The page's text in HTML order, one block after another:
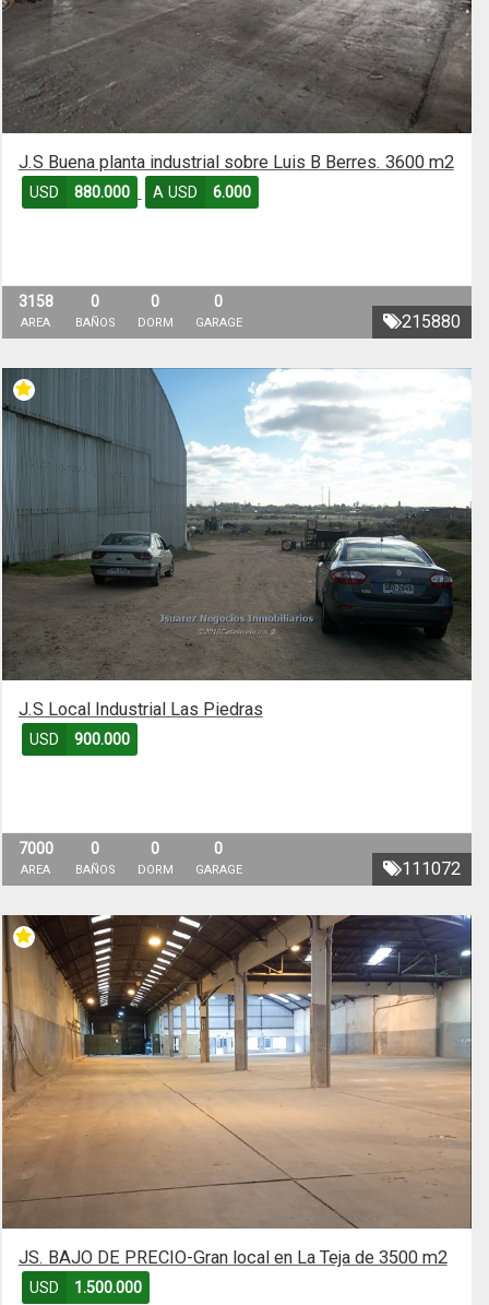
215880
J.S Buena planta industrial sobre Luis B Berres. 3600 m2
USD 880.000 A USD 6.000
3158
AREA
0
BAÑOS
0
DORM
0
GARAGE
111072
J.S Local Industrial Las Piedras
USD 900.000
7000
AREA
0
BAÑOS
0
DORM
0
GARAGE
JS. BAJO DE PRECIO-Gran local en La Teja de 3500 m2
USD 1.500.000